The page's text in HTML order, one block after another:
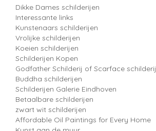
Dikke Dames schilderijen
Interessante links
Kunstenaars schilderijen
Vrolijke schilderijen
Koeien schilderijen
Schilderijen Kopen
Godfather Schilderij of Scarface schilderij
Buddha schilderijen
Schilderijen Galerie Eindhoven
Betaalbare schilderijen
zwart wit schilderijen
Affordable Oil Paintings for Every Home